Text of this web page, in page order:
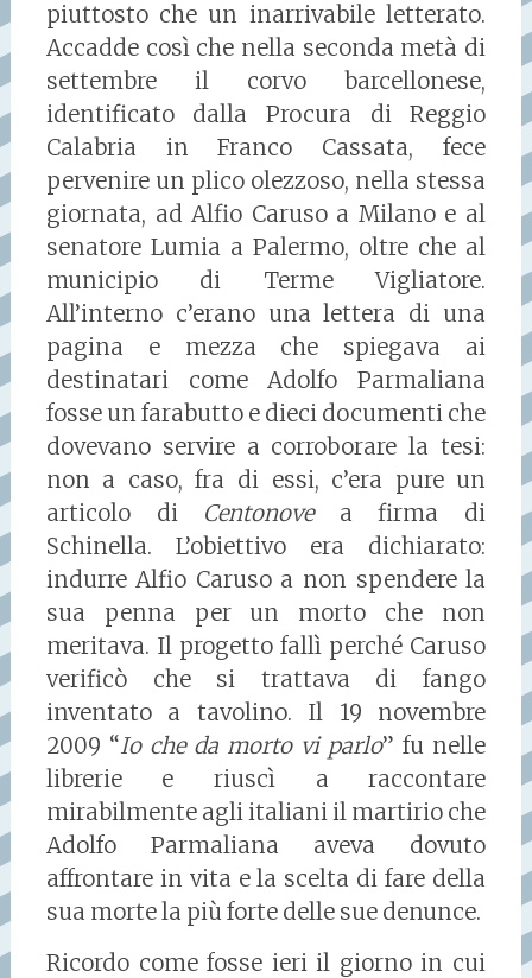
piuttosto che un inarrivabile letterato.
Accadde così che nella seconda metà di
settembre il corvo barcellonese,
identificato dalla Procura di Reggio
Calabria in Franco Cassata, fece
pervenire un plico olezzoso, nella stessa
giornata, ad Alfio Caruso a Milano e al
senatore Lumia a Palermo, oltre che al
municipio di Terme Vigliatore.
All’interno c’erano una lettera di una
pagina e mezza che spiegava ai
destinatari come Adolfo Parmaliana
fosse un farabutto e dieci documenti che
dovevano servire a corroborare la tesi:
non a caso, fra di essi, c’era pure un
articolo di Centonovea firma di
Schinella. L’obiettivo era dichiarato:
indurre Alfio Caruso a non spendere la
sua penna per un morto che non
meritava. Il progetto fallì perché Caruso
verificò che si trattava di fango
inventato a tavolino. Il 19 novembre
2009 “Io che da morto vi parlo” fu nelle
librerie e riuscì a raccontare
mirabilmente agli italiani il martirio che
Adolfo Parmaliana aveva dovuto
affrontare in vita e la scelta di fare della
sua morte la più forte delle sue denunce.
Ricordo come fosse ieri il giorno in cui